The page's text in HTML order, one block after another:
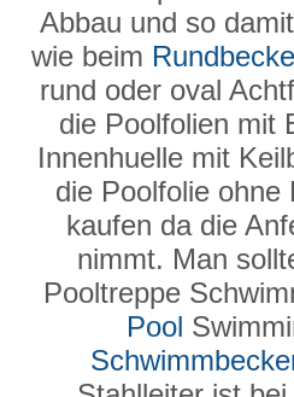
Abbau und so
wie beim
rund oder oval
die Poolfolien mit
Innenhuelle mit
die Poolfolie
kaufen da die
nimmt. Man
Pooltreppe
Pool